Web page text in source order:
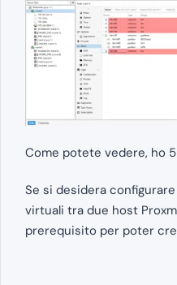
Come potete vedere, ho
Se si desidera
virtuali tra due host
prerequisito per poter